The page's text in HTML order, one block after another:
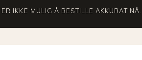
IKKE MULIG Å BESTILLE AKKURAT NÅ.